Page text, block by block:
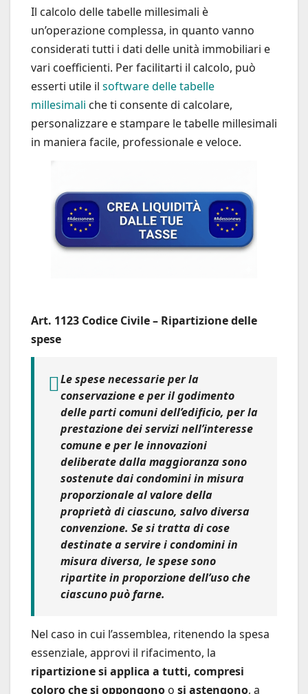
Il calcolo delle tabelle millesimali è
un’operazione complessa, in quanto vanno
considerati tutti i dati delle unità immobiliari e
vari coefficienti. Per facilitarti il calcolo, può
esserti utile il software delle tabelle
millesimali che ti consente di calcolare,
personalizzare e stampare le tabelle millesimali
in maniera facile, professionale e veloce.
Art. 1123 Codice Civile – Ripartizione delle
spese
Le spese necessarie per la
conservazione e per il godimento
delle parti comuni dell’edificio, per la
prestazione dei servizi nell’interesse
comune e per le innovazioni
deliberate dalla maggioranza sono
sostenute dai condomini in misura
proporzionale al valore della
proprietà di ciascuno, salvo diversa
convenzione. Se si tratta di cose
destinate a servire i condomini in
misura diversa, le spese sono
ripartite in proporzione dell’uso che
ciascuno può farne.
Nel caso in cui l’assemblea, ritenendo la spesa
essenziale, approvi il rifacimento, la
ripartizione si applica a tutti, compresi
coloro che si oppongono o si astengono, a